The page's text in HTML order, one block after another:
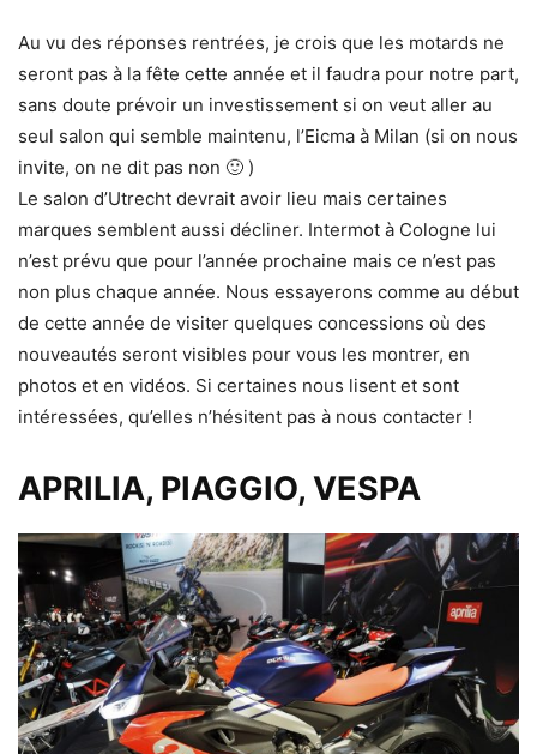
Au vu des réponses rentrées, je crois que les motards ne
seront pas à la fête cette année et il faudra pour notre part,
sans doute prévoir un investissement si on veut aller au
seul salon qui semble maintenu, l’Eicma à Milan (si on nous
invite, on ne dit pas non 🙂 )
Le salon d’Utrecht devrait avoir lieu mais certaines
marques semblent aussi décliner. Intermot à Cologne lui
n’est prévu que pour l’année prochaine mais ce n’est pas
non plus chaque année. Nous essayerons comme au début
de cette année de visiter quelques concessions où des
nouveautés seront visibles pour vous les montrer, en
photos et en vidéos. Si certaines nous lisent et sont
intéressées, qu’elles n’hésitent pas à nous contacter !
APRILIA, PIAGGIO, VESPA